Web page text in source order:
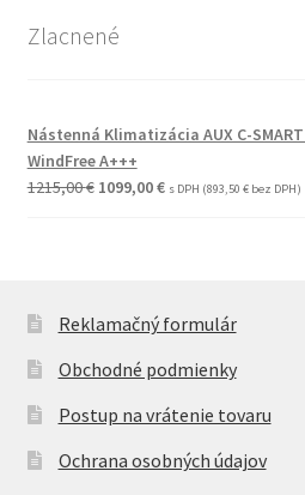
Zlacnené
Nástenná Klimatizácia AUX C-
WindFree A+++
1215,00€ Pôvodná
1099,00€Aktuálna
s DPH (893,50 €bez DPH)
Reklamačný formulár
Obchodné podmienky
Postup na vrátenie tovaru
Ochrana osobných údajov